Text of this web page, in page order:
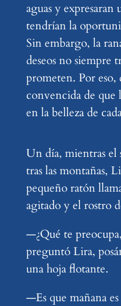
aguas y expresaran
tendrían la
Sin embargo, la
deseos no siempre
prometen. Por eso,
convencida de que
en la belleza de
Un día, mientras el
tras las montañas,
pequeño ratón
agitado y el rostro
—¿Qué te
preguntó Lira,
una hoja flotante.
—Es que mañana